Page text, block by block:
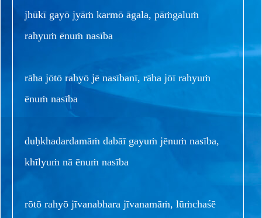
jhūkī gayō jyāṁ karmō āgala, pāṁgaluṁ
rahyuṁ ēnuṁ nasība
rāha jōtō rahyō jē nasībanī, rāha jōī rahyuṁ
ēnuṁ nasība
duḥkhadardamāṁ dabāī gayuṁ jēnuṁ nasība,
khīlyuṁ nā ēnuṁ nasība
rōtō rahyō jīvanabhara jīvanamāṁ, lūṁchaśē